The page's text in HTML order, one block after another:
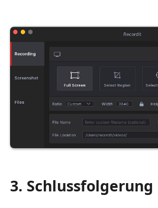
3. Schlussfolgerung